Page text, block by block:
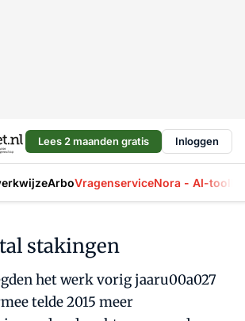
Lees 2 maanden gratis Inloggen
ArboVragenserviceNora - AI-tool
stakingen
het werk vorig jaaru00a027
telde 2015 meer